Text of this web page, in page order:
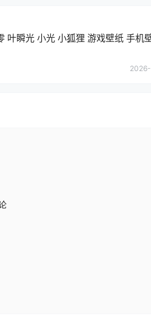
叶瞬光 小光 小狐狸 游戏壁纸 手机